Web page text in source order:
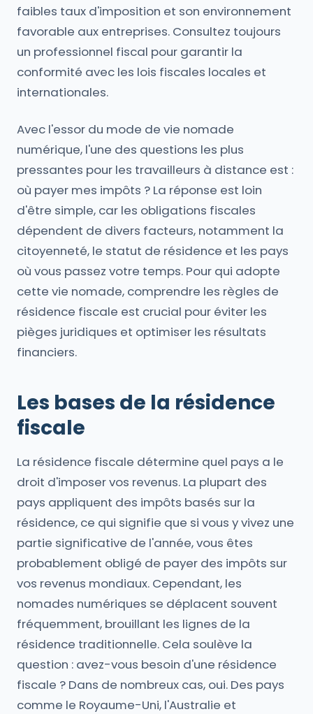
faibles taux d'imposition et son environnement
favorable aux entreprises. Consultez toujours
un professionnel fiscal pour garantir la
conformité avec les lois fiscales locales et
internationales.
Avec l'essor du mode de vie nomade
numérique, l'une des questions les plus
pressantes pour les travailleurs à distance est :
où payer mes impôts ? La réponse est loin
d'être simple, car les obligations fiscales
dépendent de divers facteurs, notamment la
citoyenneté, le statut de résidence et les pays
où vous passez votre temps. Pour qui adopte
cette vie nomade, comprendre les règles de
résidence fiscale est crucial pour éviter les
pièges juridiques et optimiser les résultats
financiers.
Les bases de la résidence
fiscale
La résidence fiscale détermine quel pays a le
droit d'imposer vos revenus. La plupart des
pays appliquent des impôts basés sur la
résidence, ce qui signifie que si vous y vivez une
partie significative de l'année, vous êtes
probablement obligé de payer des impôts sur
vos revenus mondiaux. Cependant, les
nomades numériques se déplacent souvent
fréquemment, brouillant les lignes de la
résidence traditionnelle. Cela soulève la
question : avez-vous besoin d'une résidence
fiscale ? Dans de nombreux cas, oui. Des pays
comme le Royaume-Uni, l'Australie et